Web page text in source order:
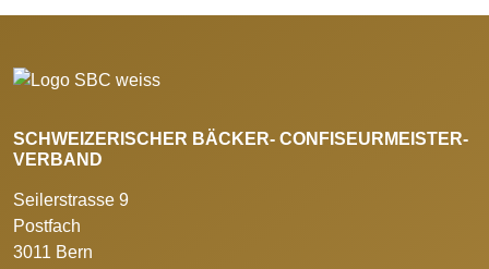
SCHWEIZERISCHER BÄCKER- CONFISEURMEISTER-
VERBAND
Seilerstrasse 9
Postfach
3011 Bern